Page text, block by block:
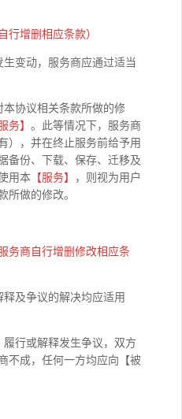
行增删相应条款）
变动，服务商应通过适当
协议相关条款所做的修
务】 。此等情况下，服务商
），并在终止服务前给予用
备份、下载、保存、迁移及
用本 【服务】
，则视为用户
所做的修改。
服务商自行增删修改相应条
及争议的解决均应适用
行或解释发生争议，双方
不成，任何一方均应向【被